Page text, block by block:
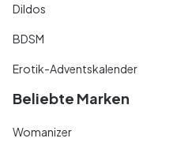
Dildos
BDSM
Erotik-Adventskalender
Beliebte Marken
Womanizer